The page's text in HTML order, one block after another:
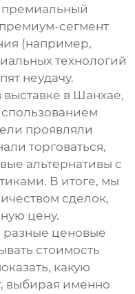
сегмент
(например,
технологий
неудачу.
в Шанхае,
проявляли
торговаться,
альтернативы с
В итоге, мы
сделок,
цену.
разные ценовые
стоимость
какую
выбирая именно